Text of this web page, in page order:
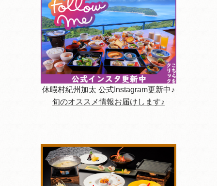
休暇村紀州加太 公式Instagram更新中♪
旬のオススメ情報お届けします♪